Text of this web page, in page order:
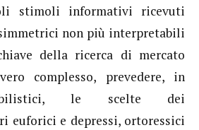
stimoli informativi ricevuti
non più interpretabili
della ricerca di mercato
complesso, prevedere, in
le scelte dei
euforici e depressi, ortoressici